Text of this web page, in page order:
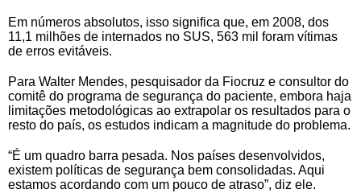
Em números absolutos, isso significa que, em 2008, dos
11,1 milhões de internados no SUS, 563 mil foram vítimas
de erros evitáveis.
Para Walter Mendes, pesquisador da Fiocruz e consultor do
comitê do programa de segurança do paciente, embora haja
limitações metodológicas ao extrapolar os resultados para o
resto do país, os estudos indicam a magnitude do problema.
“É um quadro barra pesada. Nos países desenvolvidos,
existem políticas de segurança bem consolidadas. Aqui
estamos acordando com um pouco de atraso”, diz ele.